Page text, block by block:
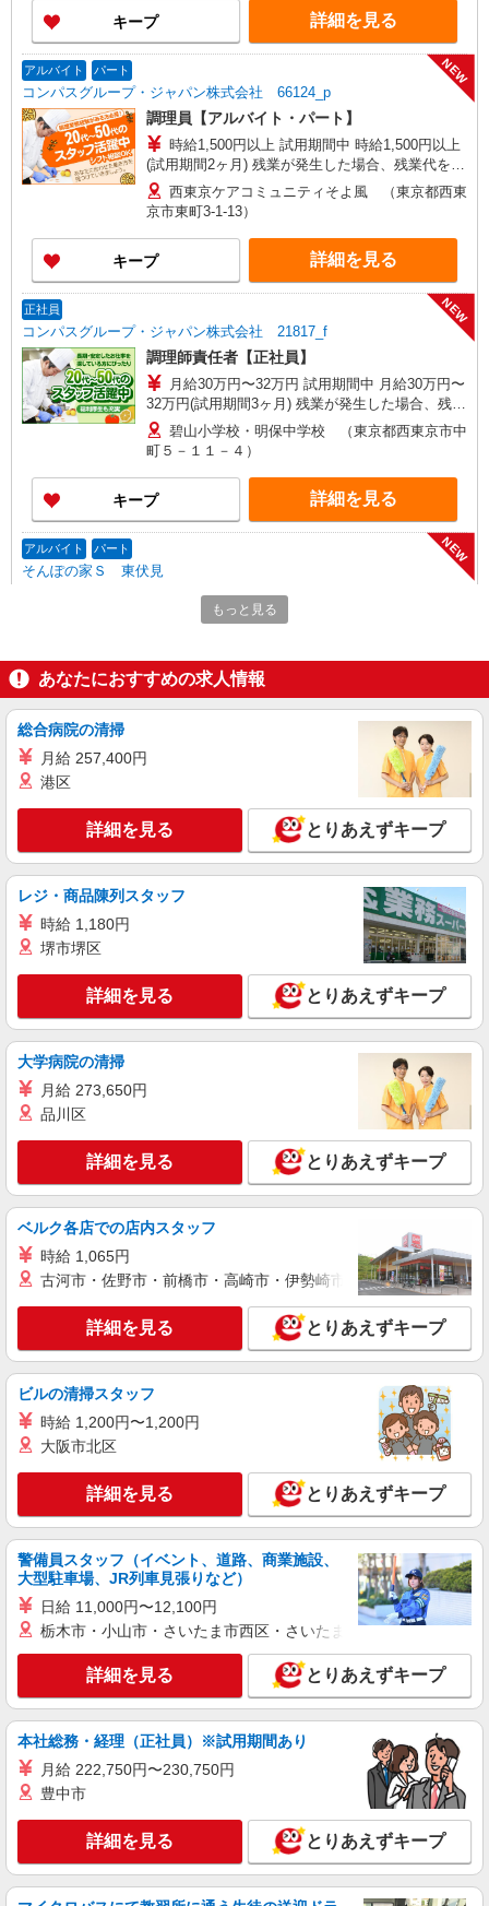
キープ 詳細を見る
アルバイト パート
コンパスグループ・ジャパン株式会社 66124_p
NEW
調理員【アルバイト・パート】
時給1,500円以上 試用期間中 時給1,500円以上
(試用期間2ヶ月) 残業が発生した場合、残業代を1
分単位で別途支給します。
西東京ケアコミュニティそよ風 （東京都西東
京市東町3-1-13）
キープ 詳細を見る
正社員
コンパスグループ・ジャパン株式会社 21817_f
NEW
調理師責任者【正社員】
月給30万円〜32万円 試用期間中 月給30万円〜
32万円(試用期間3ヶ月) 残業が発生した場合、残業
代を1分単位で別途支給します。 ※給与は経験や
前職給与に応じて決定します。
碧山小学校・明保中学校 （東京都西東京市中
町５－１１－４）
キープ 詳細を見る
アルバイト パート
そんぽの家Ｓ 東伏見
NEW
調理補助スタッフ
時給1270円〜1320円 ※経験等による ★希望収
に合うかの確認もいたします。 ★時間外手当別途
支給 ★上記金額は働きがい向上手当を含みます。
★働きがい向上手当※26年6月改定（地域により異
なる） 社会保険加入者は更に＋50円
東京都西東京市東伏見4丁目4番25号
キープ 詳細を見る
アルバイト パート
コンパスグループ・ジャパン株式会社 22061_p
NEW
調理師【アルバイト・パート】
時給1,400円以上 試用期間中 時給1,400円以上
(試用期間2ヶ月) 残業が発生した場合、残業代を1
保谷第二小学校・柳沢中学校 （東京都西東京
詳細を見る
パート
コンパスグループ・ジャパン株式会社 22061_p
NEW
調理補助【アルバイト・パート】
(試用期間2ヶ月) 残業が発生した場合、残業代を1
保谷第二小学校・柳沢中学校 （東京都西東京
市柳沢4丁目2番11号）
キープ 詳細を見る
アルバイト
そんぽの家Ｓ 東伏見
NEW
時給1270円〜1320円 ※経験等による ★希望収
入がありましたら、ご相談いただければ希望条件
に合うかの確認もいたします。 ★時間外手当別途
★働きがい向上手当※26年6月改定（地域により異
なる） 社会保険加入者は更に＋50円
キープ 詳細を見る
社会福祉法人さくらの園
NEW
施設での給食調理スタッフ
時給1,250円
東京都西東京市西原町4丁目5番6号 西東京市西
原総合教育施設内
キープ 詳細を見る
パート
コンパスグループ・ジャパン株式会社 21817_p
NEW
調理師【アルバイト・パート】
時給1,600円以上 試用期間中 時給1,600円以上
(試用期間2ヶ月) 残業が発生した場合、残業代を1
碧山小学校・明保中学校 （東京都西東京市中
町５－１１－４）
キープ 詳細を見る
もっと見る
あなたにおすすめの求人情報
総合病院の清掃
月給 257,400円
港区
詳細を見る とりあえずキープ
レジ・商品陳列スタッフ
時給 1,180円
堺市堺区
詳細を見る とりあえずキープ
大学病院の清掃
月給 273,650円
品川区
詳細を見る とりあえずキープ
ベルク各店での店内スタッフ
時給 1,065円
古河市・佐野市・前橋市・高崎市・伊勢崎市・太田市・館林市
詳細を見る とりあえずキープ
ビルの清掃スタッフ
時給 1,200円〜1,200円
大阪市北区
詳細を見る とりあえずキープ
警備員スタッフ（イベント、道路、商業施設、
大型駐車場、JR列車見張りなど）
日給 11,000円〜12,100円
栃木市・小山市・さいたま市西区・さいたま市岩槻区・久喜市・
詳細を見る とりあえずキープ
本社総務・経理（正社員）※試用期間あり
月給 222,750円〜230,750円
豊中市
詳細を見る とりあえずキープ